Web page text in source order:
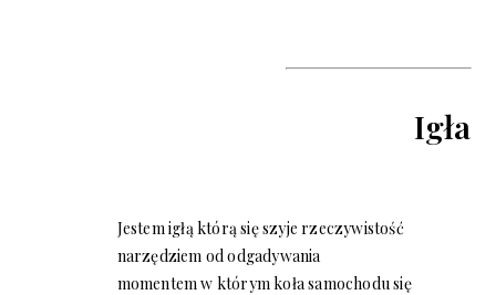
Igła
Jestem igłą którą się szyje rzeczywistość
narzędziem od odgadywania
momentem w którym koła samochodu się